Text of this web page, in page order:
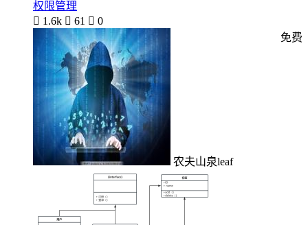
权限管理
 1.6k  61  0
农夫山泉leaf
免费